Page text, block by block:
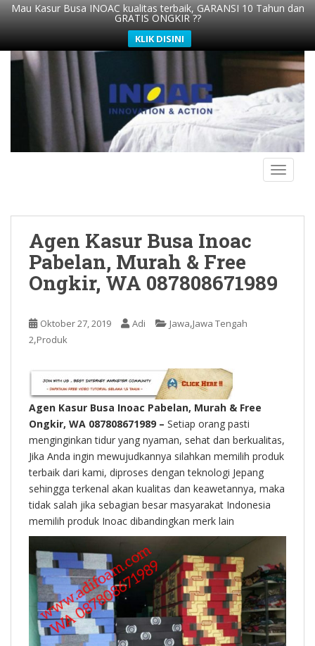
Mau Kasur Busa INOAC kualitas terbaik, GARANSI 10 Tahun dan
GRATIS ONGKIR ??
KLIK DISINI
Agen Kasur Busa Inoac
Pabelan, Murah & Free
Ongkir, WA 087808671989
Oktober 27, 2019 Adi Jawa,Jawa Tengah
2,Produk
Agen Kasur Busa Inoac Pabelan, Murah & Free
Ongkir, WA 087808671989 – Setiap orang pasti
menginginkan tidur yang nyaman, sehat dan berkualitas,
Jika Anda ingin mewujudkannya silahkan memilih produk
terbaik dari kami, diproses dengan teknologi Jepang
sehingga terkenal akan kualitas dan keawetannya, maka
tidak salah jika sebagian besar masyarakat Indonesia
memilih produk Inoac dibandingkan merk lain